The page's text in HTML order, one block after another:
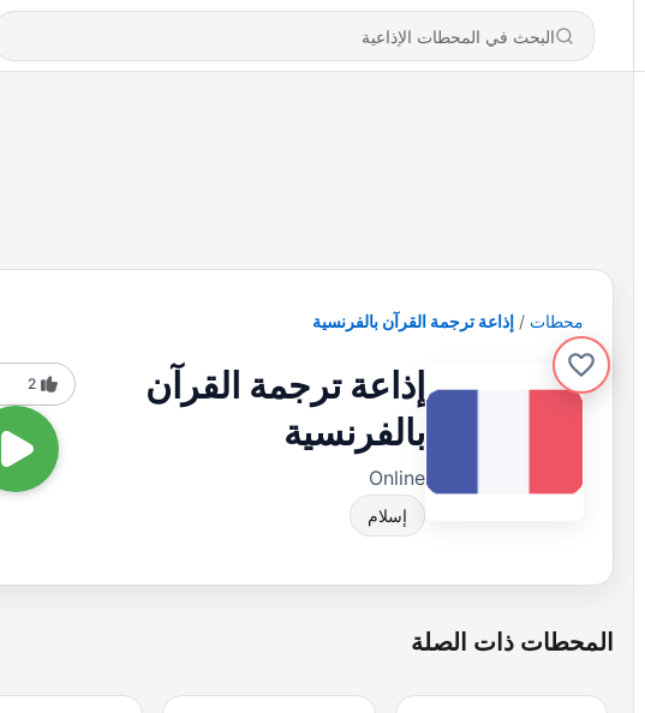
محطات إذاعة ترجمة القرآن بالفرنسية
إذاعة ترجمة القرآن
بالفرنسية
Online
إسلام
2
المحطات ذات الصلة